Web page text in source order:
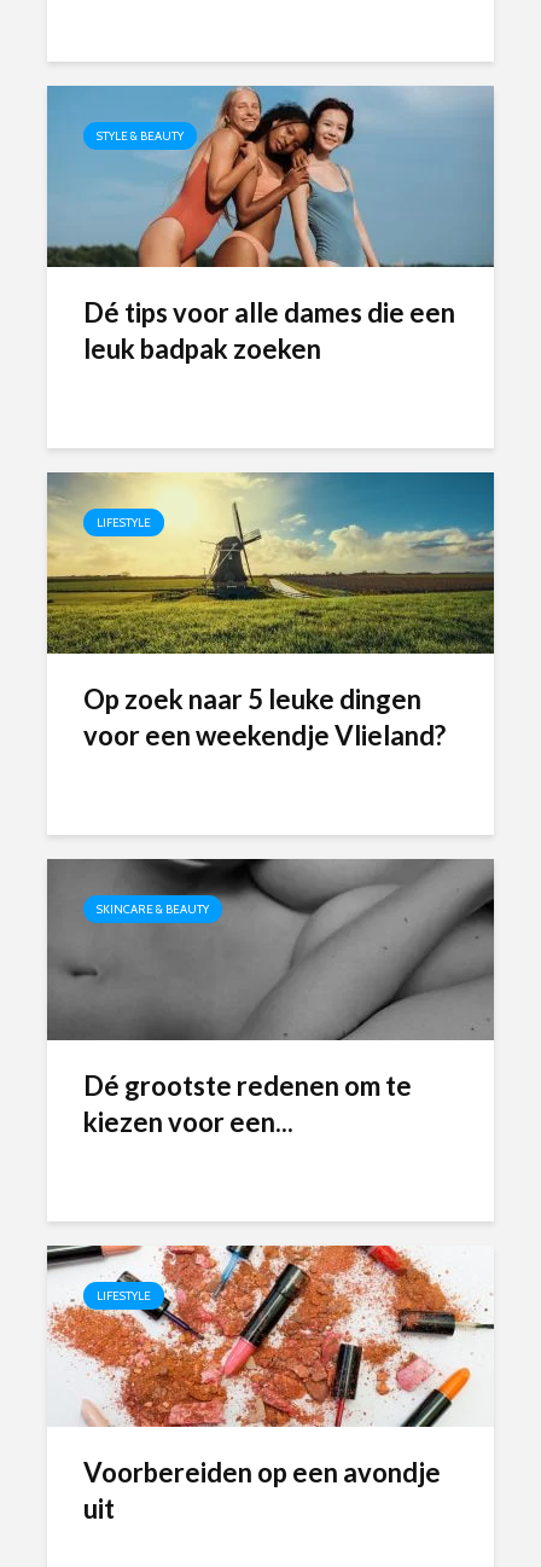
STYLE & BEAUTY
Dé tips voor alle dames die een
leuk badpak zoeken
LIFESTYLE
Op zoek naar 5 leuke dingen
voor een weekendje Vlieland?
SKINCARE & BEAUTY
Dé grootste redenen om te
kiezen voor een...
LIFESTYLE
Voorbereiden op een avondje
uit